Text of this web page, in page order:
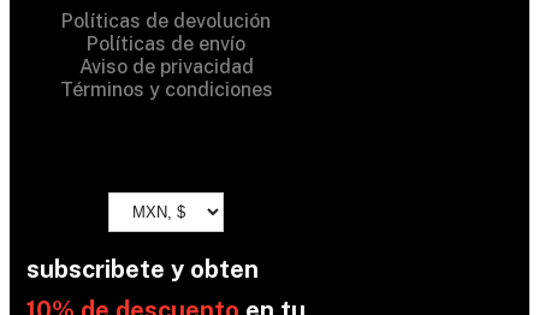
Políticas de devolución
Políticas de envío
Aviso de privacidad
Términos y condiciones
subscribete y obten